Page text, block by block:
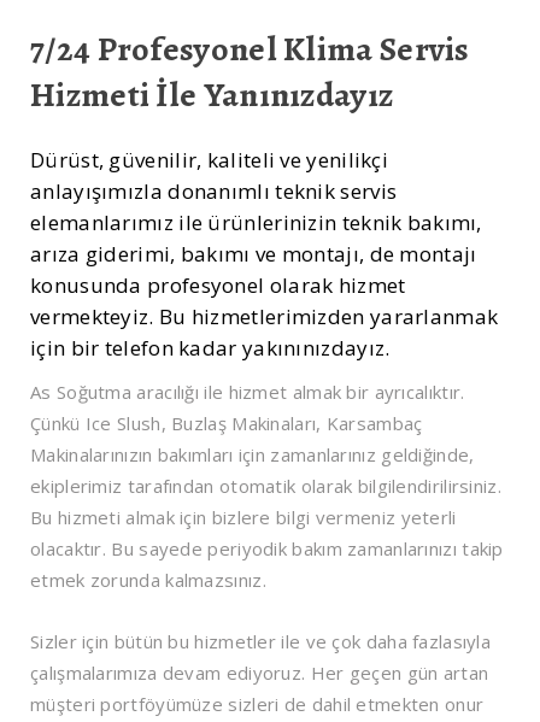
7/24 Profesyonel Klima Servis
Hizmeti İle Yanınızdayız
Dürüst, güvenilir, kaliteli ve yenilikçi
anlayışımızla donanımlı teknik servis
elemanlarımız ile ürünlerinizin teknik bakımı,
arıza giderimi, bakımı ve montajı, de montajı
konusunda profesyonel olarak hizmet
vermekteyiz. Bu hizmetlerimizden yararlanmak
için bir telefon kadar yakınınızdayız.
As Soğutma aracılığı ile hizmet almak bir ayrıcalıktır.
Çünkü Ice Slush, Buzlaş Makinaları, Karsambaç
Makinalarınızın bakımları için zamanlarınız geldiğinde,
ekiplerimiz tarafından otomatik olarak bilgilendirilirsiniz.
Bu hizmeti almak için bizlere bilgi vermeniz yeterli
olacaktır. Bu sayede periyodik bakım zamanlarınızı takip
etmek zorunda kalmazsınız.
Sizler için bütün bu hizmetler ile ve çok daha fazlasıyla
çalışmalarımıza devam ediyoruz. Her geçen gün artan
müşteri portföyümüze sizleri de dahil etmekten onur